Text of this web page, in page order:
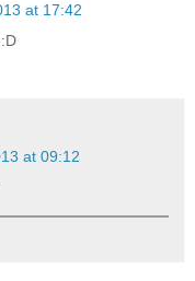
at 17:42
at 09:12